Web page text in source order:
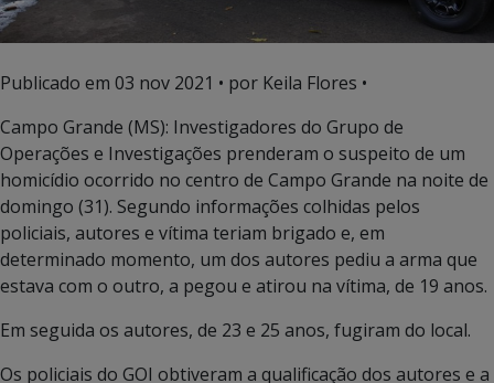
Publicado em 03 nov 2021 • por Keila Flores •
Campo Grande (MS): Investigadores do Grupo de
Operações e Investigações prenderam o suspeito de um
homicídio ocorrido no centro de Campo Grande na noite de
domingo (31). Segundo informações colhidas pelos
policiais, autores e vítima teriam brigado e, em
determinado momento, um dos autores pediu a arma que
estava com o outro, a pegou e atirou na vítima, de 19 anos.
Em seguida os autores, de 23 e 25 anos, fugiram do local.
Os policiais do GOI obtiveram a qualificação dos autores e a